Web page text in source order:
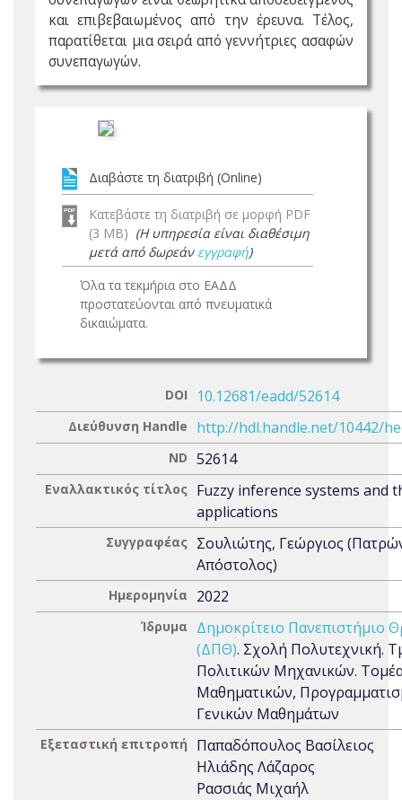
και επιβεβαιωμένος από την έρευνα. Τέλος,
παρατίθεται μια σειρά από γεννήτριες ασαφών
συνεπαγωγών.
Διαβάστε τη διατριβή (Online)
Κατεβάστε τη διατριβή σε μορφή PDF
(3 MB) (Η υπηρεσία είναι διαθέσιμη
μετά από δωρεάν εγγραφή)
Όλα τα τεκμήρια στο ΕΑΔΔ
προστατεύονται από πνευματικά
δικαιώματα.
DOI 10.12681/eadd/52614
Διεύθυνση Handle http://hdl.handle.net/10442/
ND 52614
Εναλλακτικός τίτλος Fuzzy inference systems and
applications
Συγγραφέας Σουλιώτης, Γεώργιος
Απόστολος)
Ημερομηνία 2022
Ίδρυμα
Δημοκρίτειο Πανεπιστήμιο
(ΔΠΘ). Σχολή Πολυτεχνική.
Πολιτικών Μηχανικών.
Μαθηματικών,
Γενικών Μαθημάτων
Εξεταστική επιτροπή
Παπαδόπουλος Βασίλειος
Ηλιάδης Λάζαρος
Ρασσιάς Μιχαήλ